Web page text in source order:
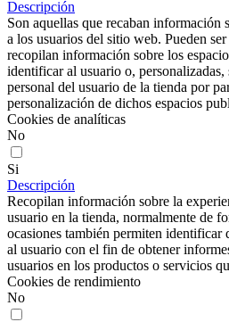
Descripción
Son aquellas que recaban información
a los usuarios del sitio web. Pueden
recopilan información sobre los
identificar al usuario o,
personal del usuario de la tienda por
personalización de dichos espacios
Cookies de analíticas
No
Si
Descripción
Recopilan información sobre la
usuario en la tienda, normalmente de
ocasiones también permiten identificar
al usuario con el fin de obtener
usuarios en los productos o servicios
Cookies de rendimiento
No